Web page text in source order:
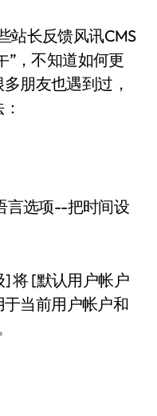
长反馈风讯CMS
”，不知道如何更
朋友也遇到过，
选项--把时间设
[默认用户帐户
当前用户帐户和